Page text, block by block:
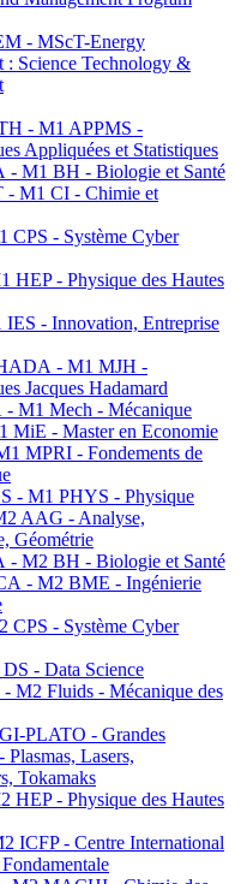
- MScT-Energy
: Science Technology &
- M1 APPMS -
Appliquées et Statistiques
M1 BH - Biologie et Santé
M1 CI - Chimie et
CPS - Système Cyber
HEP - Physique des Hautes
- Innovation, Entreprise
- M1 MJH -
Jacques Hadamard
M1 Mech - Mécanique
MiE - Master en Economie
MPRI - Fondements de
- M1 PHYS - Physique
AAG - Analyse,
Géométrie
M2 BH - Biologie et Santé
- M2 BME - Ingénierie
CPS - Système Cyber
- Data Science
M2 Fluids - Mécanique des
PLATO - Grandes
Plasmas, Lasers,
Tokamaks
HEP - Physique des Hautes
ICFP - Centre International